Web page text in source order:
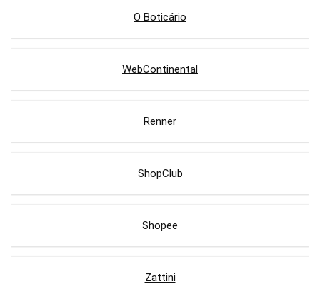
O Boticário
WebContinental
Renner
ShopClub
Shopee
Zattini